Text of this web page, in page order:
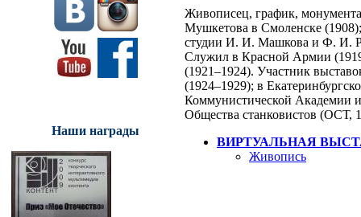
Наши награды
Живописец, график,
Мушкетова в Смоленске
студии И. И. Машкова и Ф. И.
Служил в Красной Армии
(1921–1924). Участник
(1924–1929); в
Коммунистической Академии
Общества станковистов (ОСТ,
ВИРТУАЛЬНАЯ
Живопись